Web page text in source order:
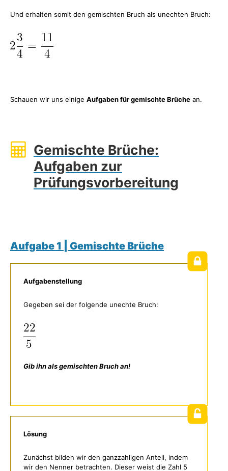
Und erhalten somit den gemischten Bruch als unechten Bruch:
Schauen wir uns einige Aufgaben für gemischte Brüche an.
Gemischte Brüche:
Aufgaben zur
Prüfungsvorbereitung
Aufgabe 1 | Gemischte Brüche
Aufgabenstellung
Gegeben sei der folgende unechte Bruch:
Gib ihn als gemischten Bruch an!
Lösung
Zunächst bilden wir den ganzzahligen Anteil, indem
wir den Nenner betrachten. Dieser weist die Zahl 5